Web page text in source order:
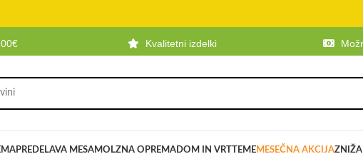
Kvalitetni izdelki
PREDELAVA MESAMOLZNA OPREMADOM IN VRTTEMEMESEČNA AKCIJA